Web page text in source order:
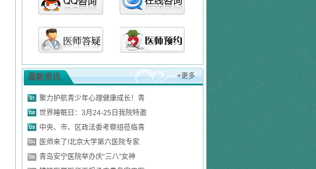
最新资讯 +更多
聚力护航青少年心理健康成长！青
世界睡眠日：3月24-25日我院特邀
中央、市、区政法委考察组莅临青
医师来了!北京大学第六医院专家
青岛安宁医院举办庆“三八”女神